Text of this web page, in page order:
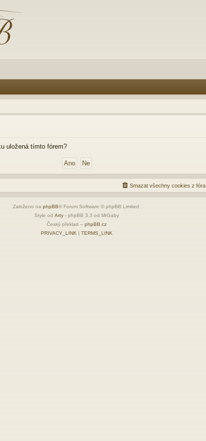
uložená tímto fórem?
Smazat všechny cookies z fóra
Založeno na phpBB® Forum Software © phpBB Limited
Style od Arty - phpBB 3.3 od MrGaby
Český překlad – phpBB.cz
PRIVACY_LINK | TERMS_LINK